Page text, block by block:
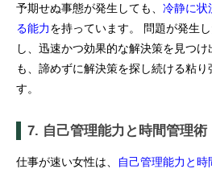
予期せぬ事態が発生しても、 冷静に状
る能力を持っています。 問題が発生
し、迅速かつ効果的な解決策を見つ
も、諦めずに解決策を探し続ける粘り
す。
7. 自己管理能力と時間管理術
仕事が速い女性は、
自己管理能力と時